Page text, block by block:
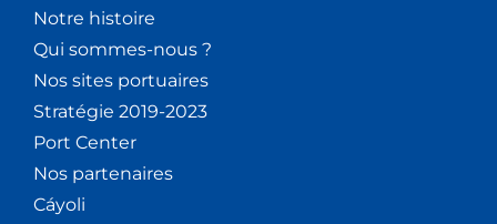
Notre histoire
Qui sommes-nous ?
Nos sites portuaires
Stratégie 2019-2023
Port Center
Nos partenaires
Cáyoli